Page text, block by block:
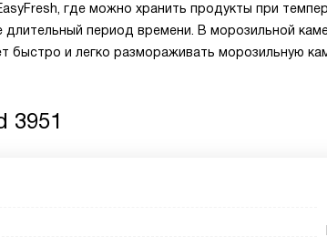
где можно хранить продукты при
длительный период времени. В морозильной
быстро и легко размораживать морозильную
3951